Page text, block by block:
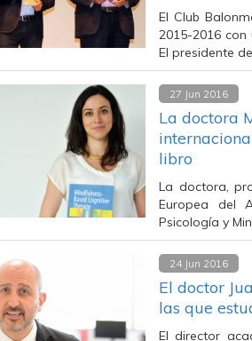
El Club
2015-2016
El presidente
27 Jun 2016
La doctora
libro
La doctora,
Europea del
Psicología y
24 Jun 2016
El doctor
las que
El director